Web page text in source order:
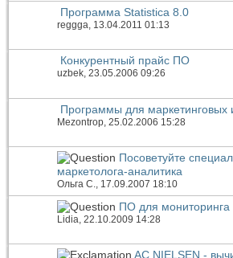
Программа Statistica 8.0
reggga, 13.04.2011 01:13
Конкурентный прайс ПО
uzbek, 23.05.2006 09:26
Программы для маркетинговых
Mezontrop , 25.02.2006 15:28
Посоветуйте
маркетолога-аналитика
Ольга С., 17.09.2007 18:10
ПО для мониторинга
Lidia , 22.10.2009 14:28
AC NIELSEN -